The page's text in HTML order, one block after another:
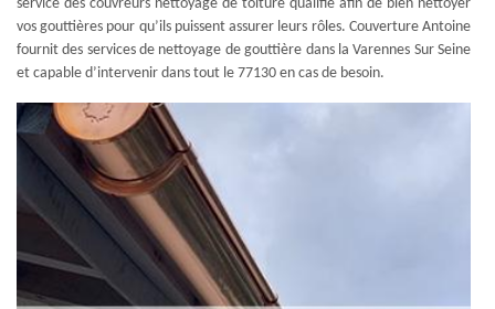
service des couvreurs nettoyage de toiture qualifié afin de bien nettoyer
vos gouttières pour qu’ils puissent assurer leurs rôles. Couverture Antoine
fournit des services de nettoyage de gouttière dans la Varennes Sur Seine
et capable d’intervenir dans tout le 77130 en cas de besoin.